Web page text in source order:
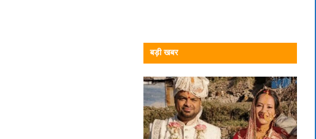
बड़ी खबर